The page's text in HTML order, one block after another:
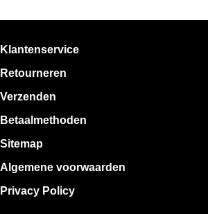
Klantenservice
Retourneren
Verzenden
Betaalmethoden
Sitemap
Algemene voorwaarden
Privacy Policy